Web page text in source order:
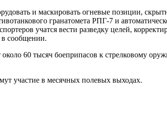
и маскировать огневые позиции,
гранатомета РПГ-7 и
учатся вести разведку целей,
сообщении.
60 тысяч боеприпасов к стрелковому
участие в месячных полевых выходах.